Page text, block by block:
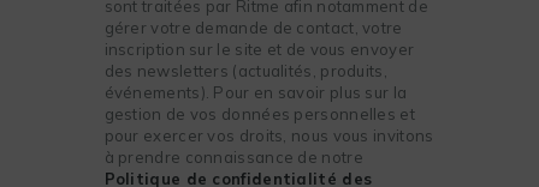
sont traitées par Ritme afin notamment de
gérer votre demande de contact, votre
inscription sur le site et de vous envoyer
des newsletters (actualités, produits,
événements). Pour en savoir plus sur la
gestion de vos données personnelles et
pour exercer vos droits, nous vous invitons
à prendre connaissance de notre
Politique de confidentialité des